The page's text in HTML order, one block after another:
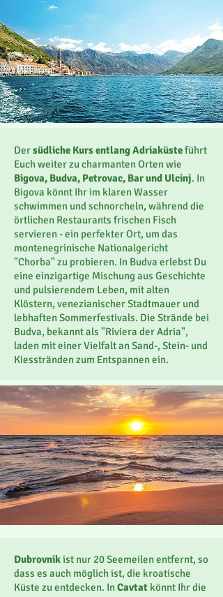
Dersüdliche Kurs entlang Adriaküsteführt
Euch weiter zu charmanten Orten wie
Bigova, Budva, Petrovac, Bar und Ulcinj. In
Bigova könnt Ihr im klaren Wasser
schwimmen und schnorcheln, während die
örtlichen Restaurants frischen Fisch
servieren - ein perfekter Ort, um das
montenegrinische Nationalgericht
"Chorba" zu probieren. In Budva erlebst Du
eine einzigartige Mischung aus Geschichte
und pulsierendem Leben, mit alten
Klöstern, venezianischer Stadtmauer und
lebhaften Sommerfestivals. Die Strände bei
Budva, bekannt als "Riviera der Adria",
laden mit einer Vielfalt an Sand-, Stein- und
Kiesstränden zum Entspannen ein.
Dubrovnikist nur 20 Seemeilen entfernt, so
dass es auch möglich ist, die kroatische
Küste zu entdecken. InCavtat könnt Ihr die